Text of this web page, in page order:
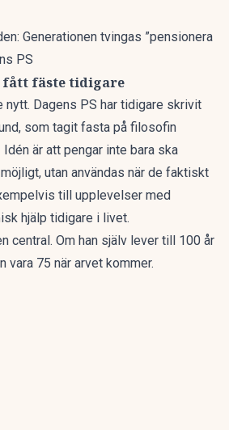
Generationen tvingas ”pensionera
PS
fått fäste tidigare
nytt. Dagens PS har tidigare skrivit
som tagit fasta på filosofin
Idén är att pengar inte bara ska
utan användas när de faktiskt
till upplevelser med
hjälp tidigare i livet.
central. Om han själv lever till 100 år
vara 75 när arvet kommer.